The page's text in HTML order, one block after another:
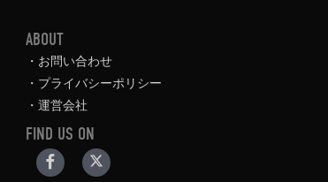
ABOUT
お問い合わせ
プライバシーポリシー
運営会社
FIND US ON